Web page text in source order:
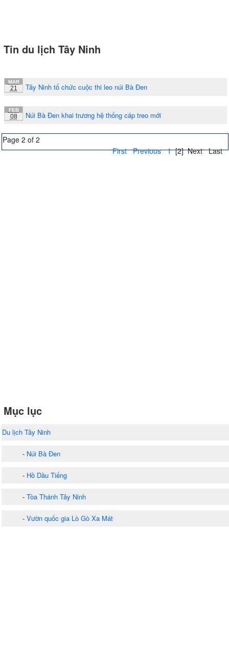
Tin du lịch Tây Ninh
MAR
21 Tây Ninh tổ chức cuộc thi leo núi Bà Đen
FEB
08 Núi Bà Đen khai trương hệ thống cáp treo mới
Page 2 of 2
First Previous 1 [2] Next Last
Mục lục
Du lịch Tây Ninh
- Núi Bà Đen
- Hồ Dầu Tiếng
- Tòa Thánh Tây Ninh
- Vườn quốc gia Lò Gò Xa Mát